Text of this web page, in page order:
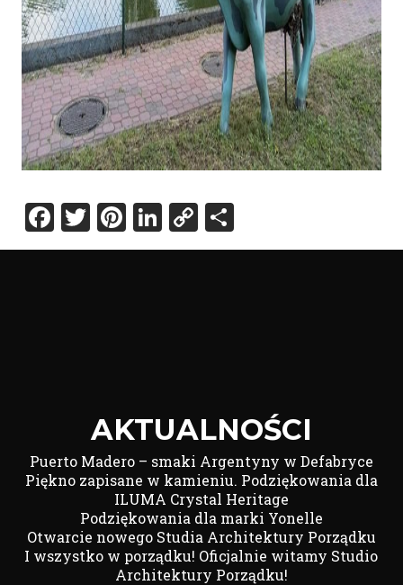
Facebook
Twitter
Pinterest
LinkedIn
Copy
Link
Share
AKTUALNOŚCI
Puerto Madero – smaki Argentyny w Defabryce
Piękno zapisane w kamieniu. Podziękowania dla
ILUMA Crystal Heritage
Podziękowania dla marki Yonelle
Otwarcie nowego Studia Architektury Porządku
I wszystko w porządku! Oficjalnie witamy Studio
Architektury Porządku!